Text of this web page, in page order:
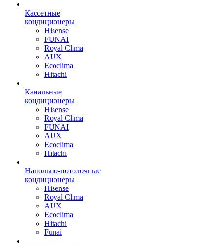
Кассетные
кондиционеры
Hisense
FUNAI
Royal Clima
AUX
Ecoclima
Hitachi
Канальные
кондиционеры
Hisense
Royal Clima
FUNAI
AUX
Ecoclima
Hitachi
Напольно-потолочные
кондиционеры
Hisense
Royal Clima
AUX
Ecoclima
Hitachi
Funai